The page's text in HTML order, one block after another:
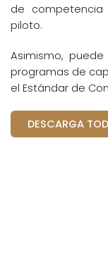
de
piloto.
Asimismo,
programas de
el Estándar de
DESCARGA